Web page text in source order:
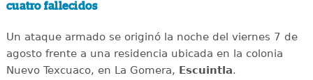
cuatro fallecidos
Un ataque armado se originó la noche del viernes 7 de
agosto frente a una residencia ubicada en la colonia
Nuevo Texcuaco, en La Gomera, Escuintla.